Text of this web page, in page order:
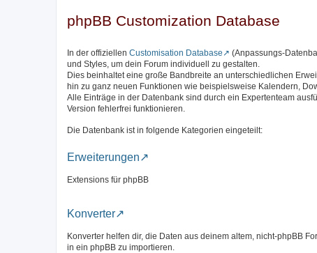
phpBB Customization Database
In der offiziellen Customisation Database (Anpassungs-
und Styles, um dein Forum individuell zu gestalten.
Dies beinhaltet eine große Bandbreite an unterschiedlichen
hin zu ganz neuen Funktionen wie beispielsweise Kalendern,
Alle Einträge in der Datenbank sind durch ein Expertenteam
Version fehlerfrei funktionieren.
Die Datenbank ist in folgende Kategorien eingeteilt:
Erweiterungen
Extensions für phpBB
Konverter
Konverter helfen dir, die Daten aus deinem altem, nicht-phpBB
in ein phpBB zu importieren.